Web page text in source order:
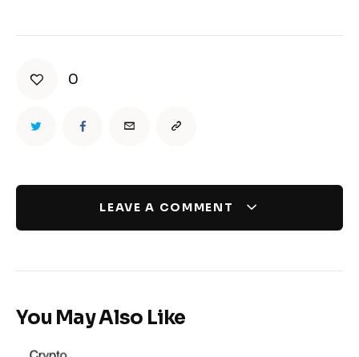
0
LEAVE A COMMENT
You May Also Like